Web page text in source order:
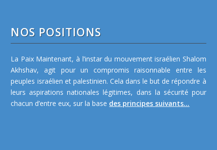
NOS POSITIONS
La Paix Maintenant, à l’instar du mouvement israélien Shalom
Akhshav, agit pour un compromis raisonnable entre les
peuples israélien et palestinien. Cela dans le but de répondre à
leurs aspirations nationales légitimes, dans la sécurité pour
chacun d’entre eux, sur la base des principes suivants...